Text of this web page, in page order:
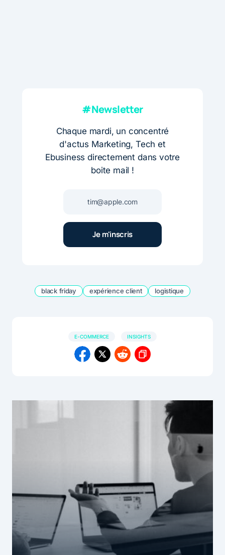
#Newsletter
Chaque mardi, un concentré
d'actus Marketing, Tech et
Ebusiness directement dans votre
boite mail !
black friday expérience client logistique
E-COMMERCE INSIGHTS